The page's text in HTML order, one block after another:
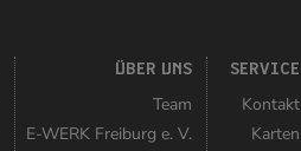
ÜBER UNS
Team
E-WERK Freiburg e. V.
SERVICE
Kontakt
Karten